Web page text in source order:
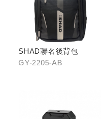
SHAD聯名後背包
GY-2205-AB